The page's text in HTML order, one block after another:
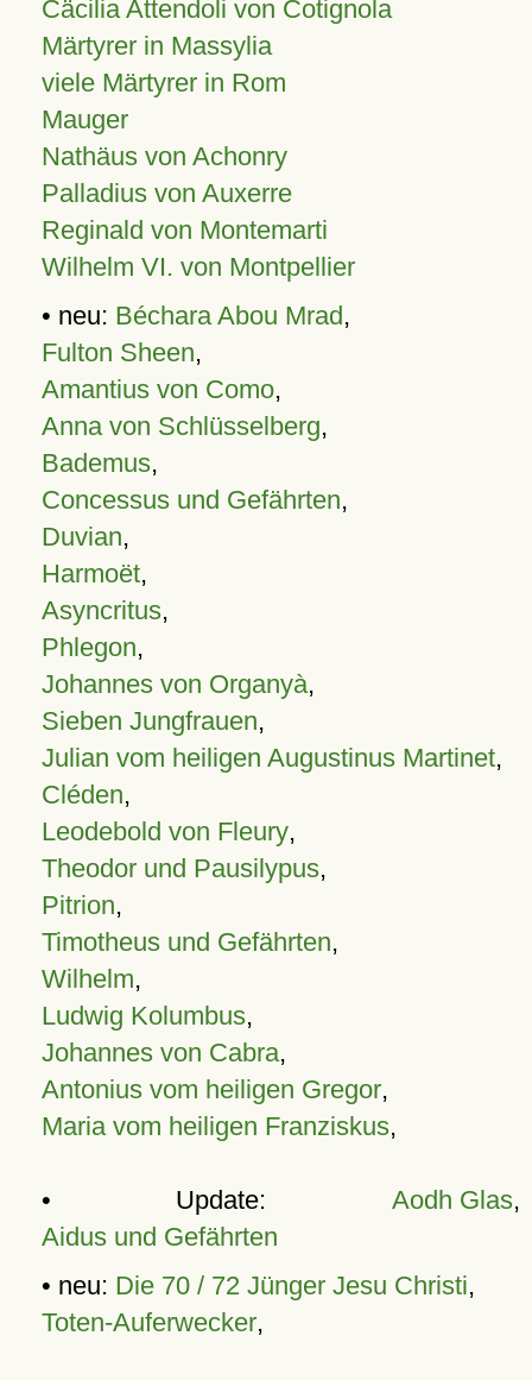
Cäcilia Attendoli von Cotignola
Märtyrer in Massylia
viele Märtyrer in Rom
Mauger
Nathäus von Achonry
Palladius von Auxerre
Reginald von Montemarti
Wilhelm VI. von Montpellier
• neu: Béchara Abou Mrad,
Fulton Sheen,
Amantius von Como,
Anna von Schlüsselberg,
Bademus,
Concessus und Gefährten,
Duvian,
Harmoët,
Asyncritus,
Phlegon,
Johannes von Organyà,
Sieben Jungfrauen,
Julian vom heiligen Augustinus Martinet,
Cléden,
Leodebold von Fleury,
Theodor und Pausilypus,
Pitrion,
Timotheus und Gefährten,
Wilhelm,
Ludwig Kolumbus,
Johannes von Cabra,
Antonius vom heiligen Gregor,
Maria vom heiligen Franziskus,
• Update: Aodh Glas,
Aidus und Gefährten
• neu: Die 70 / 72 Jünger Jesu Christi,
Toten-Auferwecker,